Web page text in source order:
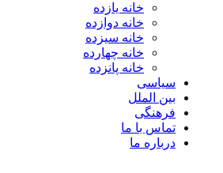
خانه یازده
خانه دوازده
خانه سیزده
خانه چهارده
خانه پانزده
سیاسی
بین الملل
فرهنگی
تماس با ما
درباره ما